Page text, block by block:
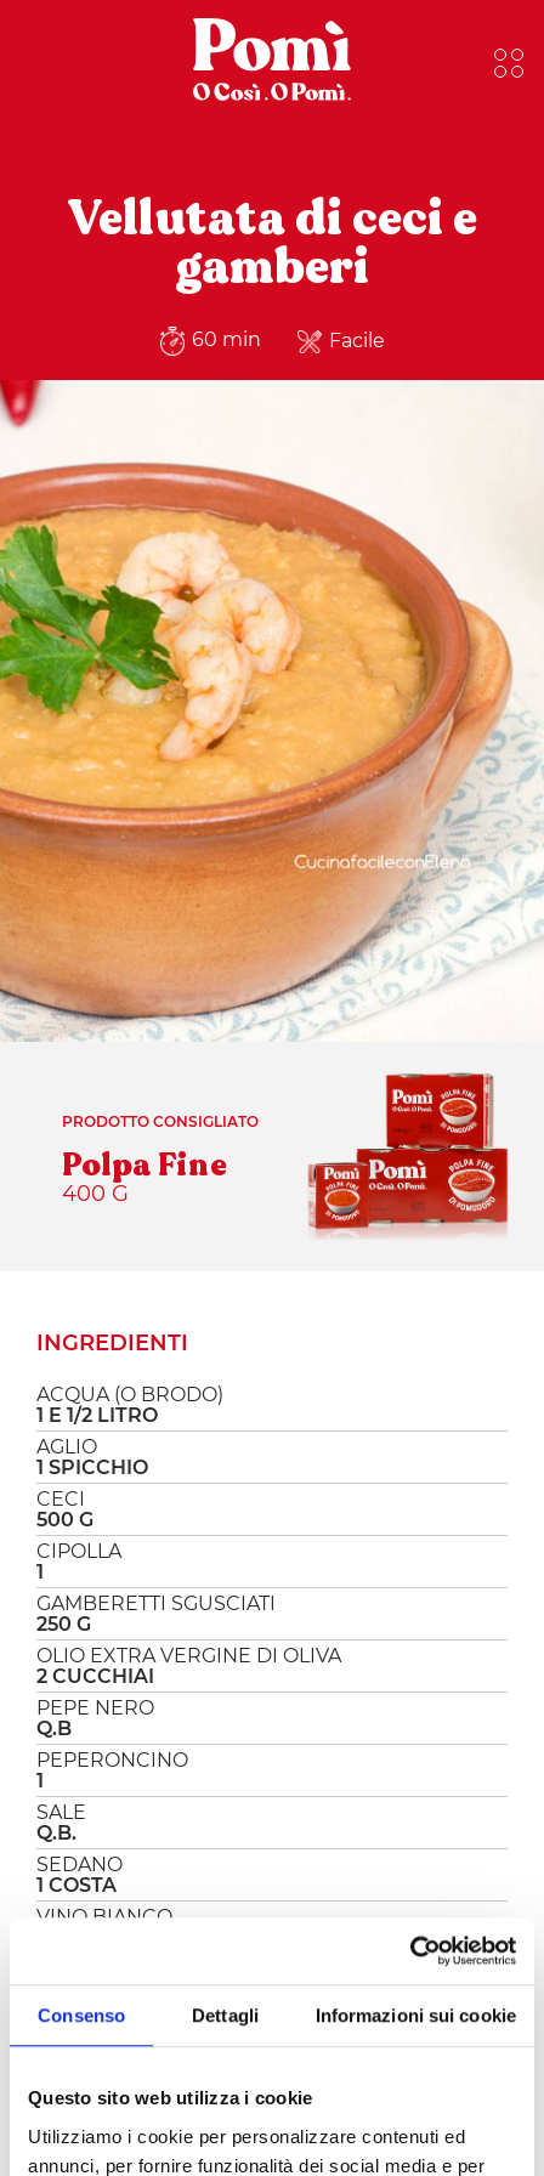
Consenso Dettagli Informazioni sui cookie
Questo sito web utilizza i cookie
Utilizziamo i cookie per personalizzare contenuti ed
annunci, per fornire funzionalità dei social media e per
Vellutata di ceci e
gamberi
60 min Facile
PRODOTTO CONSIGLIATO
Polpa Fine
400 G
INGREDIENTI
ACQUA (O BRODO)
1 E 1/2 LITRO
AGLIO
1 SPICCHIO
CECI
500 G
CIPOLLA
1
GAMBERETTI SGUSCIATI
250 G
OLIO EXTRA VERGINE DI OLIVA
2 CUCCHIAI
PEPE NERO
Q.B
PEPERONCINO
1
SALE
Q.B.
SEDANO
1 COSTA
VINO BIANCO
PREPARAZIONE
preparare, cominciate il giorno prima col
modo tale che si idratino e si gonfino.